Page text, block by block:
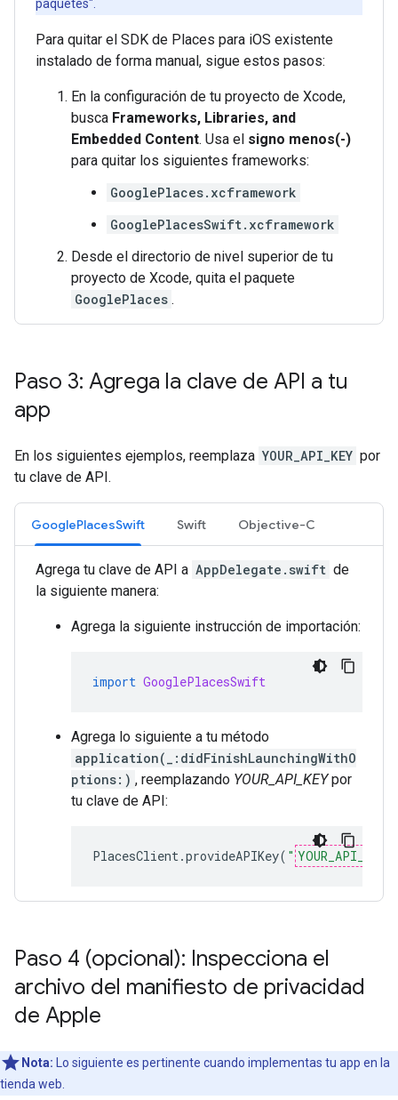
paquetes".
Para quitar el SDK de Places para iOS existente
instalado de forma manual, sigue estos pasos:
En la configuración de tu proyecto de Xcode,
busca Frameworks, Libraries, and
Embedded Content. Usa el signo menos(-)
para quitar los siguientes frameworks:
GooglePlaces.xcframework
GooglePlacesSwift.xcframework
Desde el directorio de nivel superior de tu
proyecto de Xcode, quita el paquete
GooglePlaces .
Paso 3: Agrega la clave de API a tu
app
En los siguientes ejemplos, reemplaza YOUR_API_KEY por
tu clave de API.
GooglePlacesSwift Swift Objective-C
Agrega tu clave de API a AppDelegate.swift de
la siguiente manera:
Agrega la siguiente instrucción de importación:
import GooglePlacesSwift
Agrega lo siguiente a tu método
application(_:didFinishLaunchingWithO
ptions:) , reemplazando YOUR_API_KEYpor
tu clave de API:
PlacesClient.provideAPIKey( " YOUR_API_KEY
Paso 4 (opcional): Inspecciona el
archivo del manifiesto de privacidad
de Apple
Nota: Lo siguiente es pertinente cuando implementas tu app en la
tienda web.